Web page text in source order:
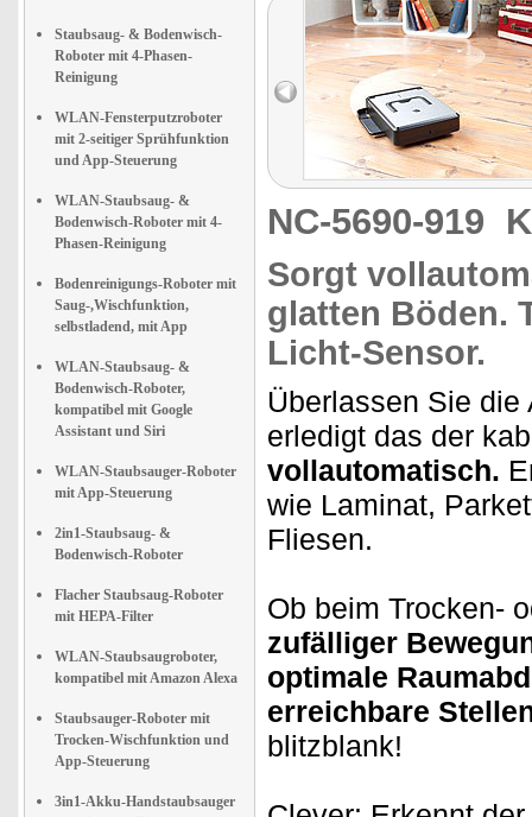
Staubsaug- & Bodenwisch-
Roboter mit 4-Phasen-
Reinigung
WLAN-Fensterputzroboter
mit 2-seitiger Sprühfunktion
und App-Steuerung
WLAN-Staubsaug- &
Bodenwisch-Roboter mit 4-
Phasen-Reinigung
Bodenreinigungs-Roboter mit
Saug-,Wischfunktion,
selbstladend, mit App
WLAN-Staubsaug- &
Bodenwisch-Roboter,
kompatibel mit Google
Assistant und Siri
WLAN-Staubsauger-Roboter
mit App-Steuerung
2in1-Staubsaug- &
Bodenwisch-Roboter
Flacher Staubsaug-Roboter
mit HEPA-Filter
WLAN-Staubsaugroboter,
kompatibel mit Amazon Alexa
Staubsauger-Roboter mit
Trocken-Wischfunktion und
App-Steuerung
3in1-Akku-Handstaubsauger
NC-5690-919
Sorgt
glatten Böden.
Licht-Sensor.
Überlassen Sie
erledigt das der
vollautomatisch.
wie Laminat,
Fliesen.
Ob beim Trocken-
zufälliger
optimale
erreichbare
blitzblank!